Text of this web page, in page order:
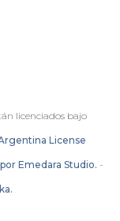
licenciados bajo
License
Emedara Studio. -